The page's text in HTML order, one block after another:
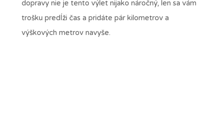
dopravy nie je tento výlet nijako náročný, len sa vám
trošku predĺži čas a pridáte pár kilometrov a
výškových metrov navyše.